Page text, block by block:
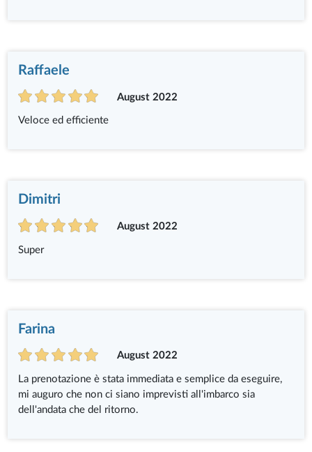
Raffaele
August 2022
Veloce ed efficiente
Dimitri
August 2022
Super
Farina
August 2022
La prenotazione è stata immediata e semplice da eseguire,
mi auguro che non ci siano imprevisti all'imbarco sia
dell'andata che del ritorno.